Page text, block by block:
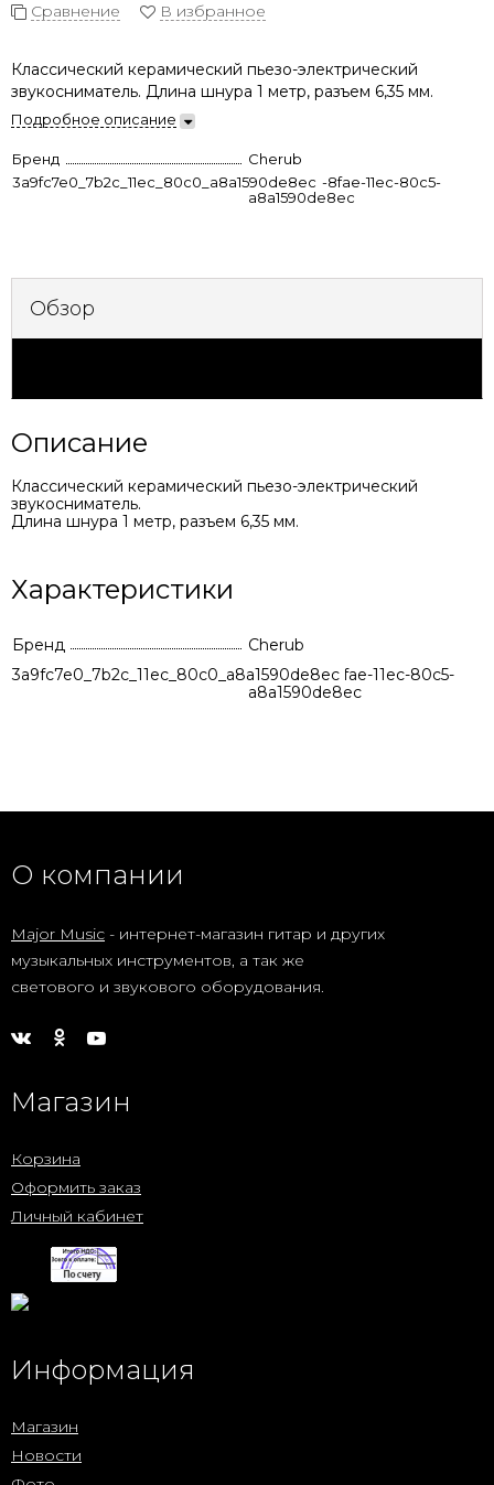
Сравнение В избранное
Классический керамический пьезо-электрический
звукосниматель. Длина шнура 1 метр, разъем 6,35 мм.
Подробное описание
Бренд
Cherub
3a9fc7e0_7b2c_11ec_80c0_a8a1590de8ec8ab58805-8fae-11ec-80c5-
a8a1590de8ec
Обзор
Описание
Классический керамический пьезо-электрический
звукосниматель.
Длина шнура 1 метр, разъем 6,35 мм.
Характеристики
Бренд
Cherub
3a9fc7e0_7b2c_11ec_80c0_a8a1590de8ec8ab58805-8fae-11ec-80c5-
a8a1590de8ec
О компании
Major Music - интернет-магазин гитар и других
музыкальных инструментов, а так же
светового и звукового оборудования.
Магазин
Корзина
Оформить заказ
Личный кабинет
Информация
Магазин
Новости